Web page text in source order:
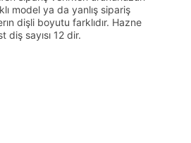
model ya da yanlış sipariş
dişli boyutu farklıdır. Hazne
diş sayısı 12 dir.